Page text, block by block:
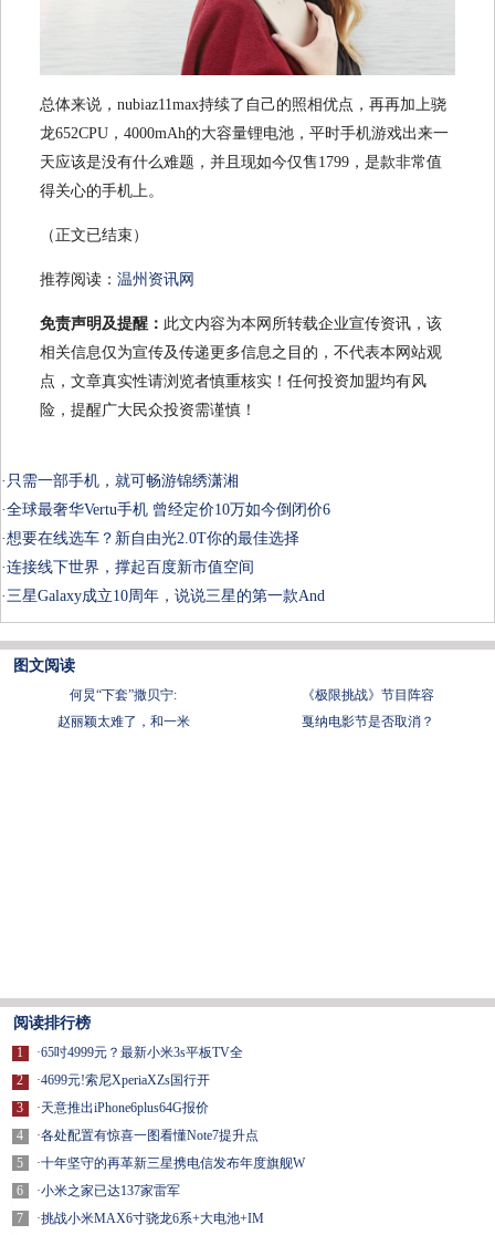
总体来说，nubiaz11max持续了自己的照相优点，再再加上骁
龙652CPU，4000mAh的大容量锂电池，平时手机游戏出来一
天应该是没有什么难题，并且现如今仅售1799，是款非常值
得关心的手机上。
（正文已结束）
推荐阅读： 温州资讯网
免责声明及提醒： 此文内容为本网所转载企业宣传资讯，该
相关信息仅为宣传及传递更多信息之目的，不代表本网站观
点，文章真实性请浏览者慎重核实！任何投资加盟均有风
险，提醒广大民众投资需谨慎！
· 只需一部手机，就可畅游锦绣潇湘
·全球最奢华Vertu手机 曾经定价10万如今倒闭价6
·想要在线选车？新自由光2.0T你的最佳选择
·连接线下世界，撑起百度新市值空间
·三星Galaxy成立10周年，说说三星的第一款And
图文阅读
何炅“下套”撒贝宁:
《极限挑战》节目阵容
赵丽颖太难了，和一米
戛纳电影节是否取消？
阅读排行榜
1
2
3
4
5
6
7
·65吋4999元？最新小米3s平板TV全
·4699元!索尼XperiaXZs国行开
·天意推出iPhone6plus64G报价
·各处配置有惊喜一图看懂Note7提升点
·十年坚守的再革新三星携电信发布年度旗舰W
·小米之家已达137家雷军
·挑战小米MAX6寸骁龙6系+大电池+IM